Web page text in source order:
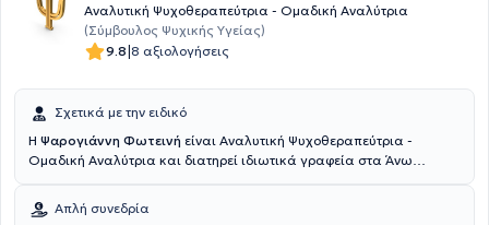
Αναλυτική Ψυχοθεραπεύτρια - Ομαδική Αναλύτρια
(Σύμβουλος Ψυχικής Υγείας)
9.8|8 αξιολογήσεις
Σχετικά με την ειδικό
Η Ψαρογιάννη Φωτεινή είναι Αναλυτική Ψυχοθεραπεύτρια -
Ομαδική Αναλύτρια και διατηρεί ιδιωτικά γραφεία στα Άνω
Παιδαγωγικής - Ψυχολογίας του Αριστοτελείου Πανεπιστημίου
Θεσσαλονίκης και κάτοχος μεταπτυχιακού διπλώματος με τίτλο
Απλή συνεδρία